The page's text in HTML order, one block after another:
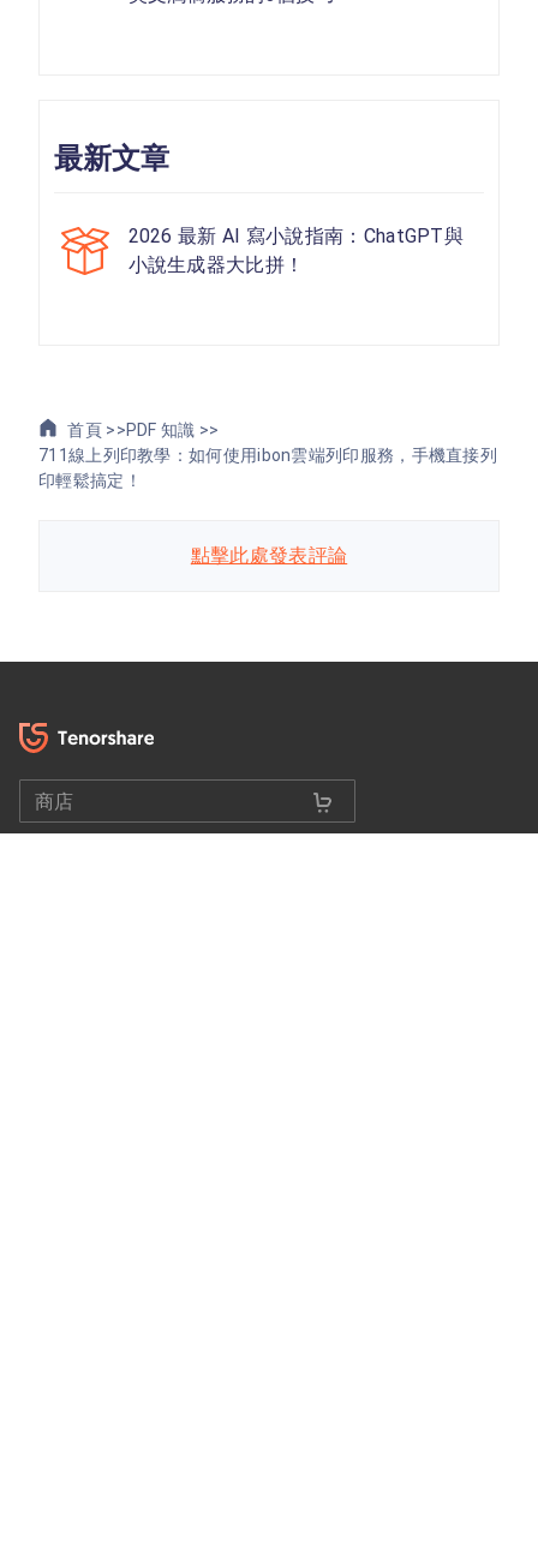
最新文章
2026 最新 AI 寫小說指南：ChatGPT與
小說生成器大比拼！
首頁 >>PDF 知識 >>
711線上列印教學：如何使用ibon雲端列印服務，手機直接列
印輕鬆搞定！
點擊此處發表評論
商店